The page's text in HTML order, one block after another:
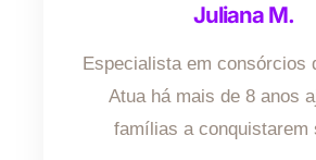
Juliana M.
Especialista em consórcios
Atua há mais de 8 anos
famílias a conquistarem